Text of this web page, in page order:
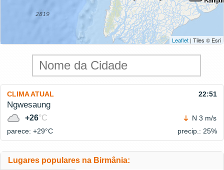
Leaflet | Tiles © Esri
CLIMA ATUAL 22:51
Ngwesaung
+26°C
N 3 m/s
parece: +29°C precip.: 25%
Lugares populares na Birmânia: